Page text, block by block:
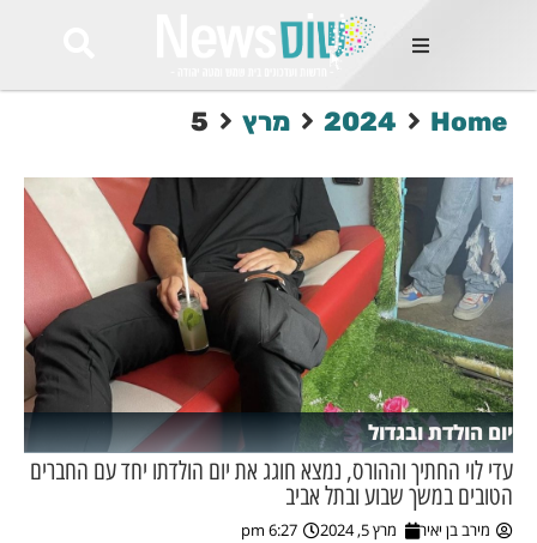
החמות
Et
odio
mauris, wisi
tortor
feugiat
ultricies
Congue
luctus, quam
mi
Home
2024 מרץ 5
יום הולדת ובגדול
עדי לוי החתיך וההורס, נמצא חוגג את יום הולדתו יחד עם החברים
הטובים במשך שבוע ובתל אביב
מירב בן יאיר מרץ 5, 2024 6:27 pm